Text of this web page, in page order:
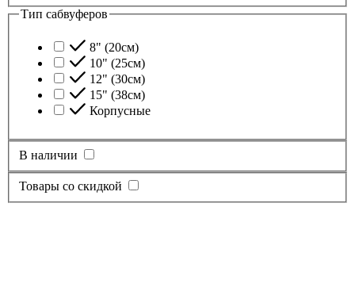
Тип сабвуферов
8" (20см)
10" (25см)
12" (30см)
15" (38см)
Корпусные
В наличии
Товары со скидкой